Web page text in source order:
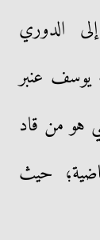
الدوري
يوسف عنبر
هو من قاد
حيث